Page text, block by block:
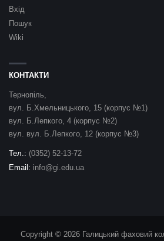
Вхід
Пошук
Wiki
КОНТАКТИ
Тернопіль,
вул. Б.Хмельницького, 15 (корпус №1)
вул. Б.Лепкого, 4 (корпус №2)
вул. вул. Б.Лепкого, 12 (корпус №3)
Тел.: (0352) 52-13-72
Email: info@gi.edu.ua
Copyright © 2026 Галицький фаховий